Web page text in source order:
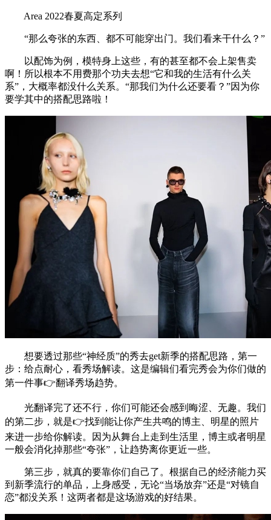
Area 2022春夏高定系列
“那么夸张的东西、都不可能穿出门。我们看来干什么？”
以配饰为例，模特身上这些，有的甚至都不会上架售卖
啊！所以根本不用费那个功夫去想“它和我的生活有什么关
系”，大概率都没什么关系。“那我们为什么还要看？”因为你
要学其中的搭配思路啦！
想要透过那些“神经质”的秀去get新季的搭配思路，第一
步：给点耐心，看秀场解读。这是编辑们看完秀会为你们做的
第一件事👉翻译秀场趋势。
光翻译完了还不行，你们可能还会感到晦涩、无趣。我们
的第二步，就是👉找到能让你产生共鸣的博主、明星的照片
来进一步给你解读。因为从舞台上走到生活里，博主或者明星
一般会消化掉那些“夸张”，让趋势离你更近一些。
第三步，就真的要靠你们自己了。根据自己的经济能力买
到新季流行的单品，上身感受，无论“当场放弃”还是“对镜自
恋”都没关系！这两者都是这场游戏的好结果。